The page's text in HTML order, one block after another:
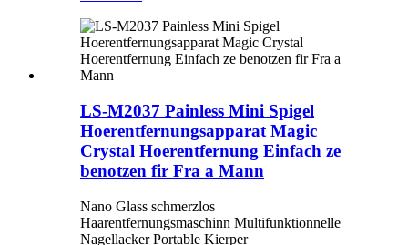
LS-M2037 Painless Mini Spigel
Hoerentfernungsapparat Magic
Crystal Hoerentfernung Einfach ze
benotzen fir Fra a Mann
Nano Glass schmerzlos
Haarentfernungsmaschinn Multifunktionnelle
Nagellacker Portable Kierper